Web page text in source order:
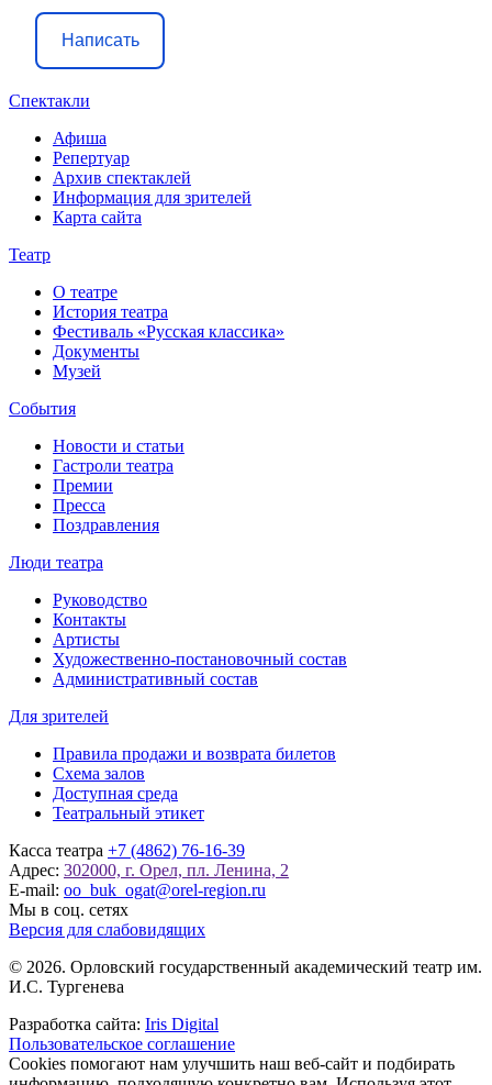
Написать
Спектакли
Афиша
Репертуар
Архив спектаклей
Информация для зрителей
Карта сайта
Театр
О театре
История театра
Фестиваль «Русская классика»
Документы
Музей
События
Новости и статьи
Гастроли театра
Премии
Пресса
Поздравления
Люди театра
Руководство
Контакты
Артисты
Художественно-постановочный состав
Административный состав
Для зрителей
Правила продажи и возврата билетов
Схема залов
Доступная среда
Театральный этикет
Касса театра +7 (4862) 76-16-39
Адрес: 302000, г. Орел, пл. Ленина, 2
E-mail: oo_buk_ogat@orel-region.ru
Мы в соц. сетях
Версия для слабовидящих
© 2026. Орловский государственный академический театр им.
И.С. Тургенева
Разработка сайта: Iris Digital
Пользовательское соглашение
Cookies помогают нам улучшить наш веб-сайт и подбирать